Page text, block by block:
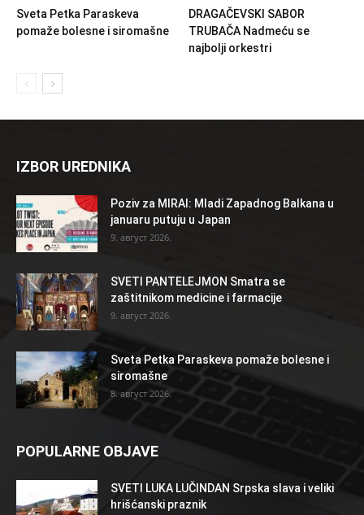
Sveta Petka Paraskeva
pomaže bolesne i siromašne
DRAGAČEVSKI SABOR
TRUBAČA Nadmeću se
najbolji orkestri
IZBOR UREDNIKA
Poziv za MIRAI: Mladi Zapadnog Balkana u
januaru putuju u Japan
9. август 2026.
SVETI PANTELEJMON Smatra se
zaštitnikom medicine i farmacije
9. август 2026.
Sveta Petka Paraskeva pomaže bolesne i
siromašne
8. август 2026.
POPULARNE OBJAVE
SVETI LUKA LUČINDAN Srpska slava i veliki
hrišćanski praznik